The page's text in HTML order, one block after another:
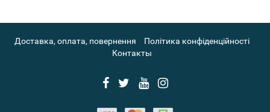
Доставка, оплата, повернення
Політика конфіденційності
Контакты